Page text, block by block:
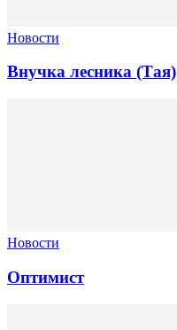
Новости
Внучка лесника (Тая)
Новости
Оптимист